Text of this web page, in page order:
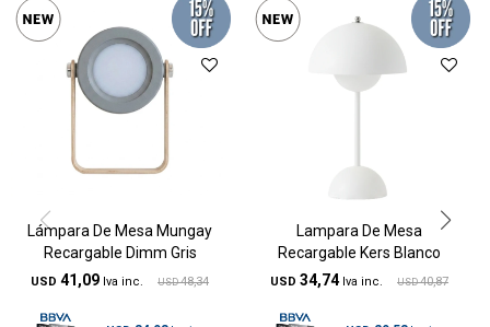
Lámpara De Mesa Mungay
Recargable Dimm Gris
USD 41,09 USD 48,34
Lampara De Mesa
Recargable Kers Blanco
USD 34,74 USD 40,87